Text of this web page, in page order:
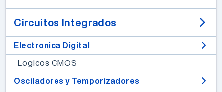
Circuitos Integrados
Electronica Digital
Logicos CMOS
Osciladores y Temporizadores